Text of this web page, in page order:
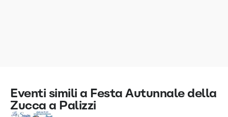
Eventi simili a Festa Autunnale della
Zucca a Palizzi